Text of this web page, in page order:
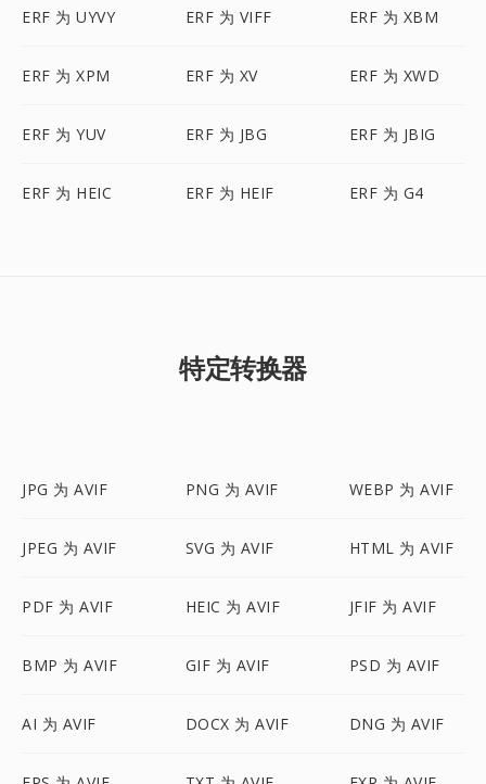
ERF 为 UYVY ERF 为 VIFF ERF 为 XBM
ERF 为 XPM ERF 为 XV ERF 为 XWD
ERF 为 YUV ERF 为 JBG ERF 为 JBIG
ERF 为 HEIC ERF 为 HEIF ERF 为 G4
特定转换器
JPG 为 AVIF PNG 为 AVIF WEBP 为 AVIF
JPEG 为 AVIF SVG 为 AVIF HTML 为 AVIF
PDF 为 AVIF HEIC 为 AVIF JFIF 为 AVIF
BMP 为 AVIF GIF 为 AVIF PSD 为 AVIF
AI 为 AVIF DOCX 为 AVIF DNG 为 AVIF